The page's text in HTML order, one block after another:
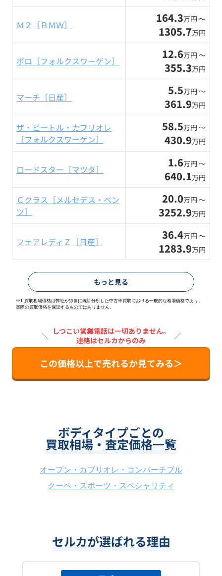
Ｍ２［ＢＭＷ］ 164.3万円 〜
1305.7万円
ポロ［フォルクスワーゲン］ 12.6万円 〜
355.3万円
マーチ［日産］ 5.5万円 〜
361.9万円
ザ・ビートル・カブリオレ
［フォルクスワーゲン］
58.5万円 〜
430.9万円
ロードスター［マツダ］ 1.6万円 〜
640.1万円
Ｃクラス［メルセデス・ベン
ツ］
20.0万円 〜
3252.9万円
フェアレディＺ［日産］ 36.4万円 〜
1283.9万円
もっと見る
※1 買取相場価格は弊社が独自に統計分析した中古車買取における一般的な相場価格であり、
実際の買取価格を保証するものではありません。
＼ しつこい営業電話は一切ありません。
連絡はセルカからのみ
／
この価格以上で売れるか見てみる＞
ボディタイプごとの
買取相場・査定価格一覧
オープン・カブリオレ・コンバーチブル
クーペ・スポーツ・スペシャリティ
セルカが選ばれる理由